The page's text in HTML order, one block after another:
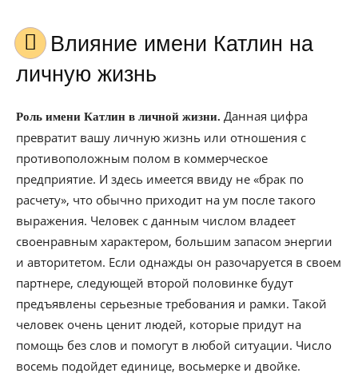
Влияние имени Катлин на
личную жизнь
Роль имени Катлин в личной жизни. Данная цифра
превратит вашу личную жизнь или отношения с
противоположным полом в коммерческое
предприятие. И здесь имеется ввиду не «брак по
расчету», что обычно приходит на ум после такого
выражения. Человек с данным числом владеет
своенравным характером, большим запасом энергии
и авторитетом. Если однажды он разочаруется в своем
партнере, следующей второй половинке будут
предъявлены серьезные требования и рамки. Такой
человек очень ценит людей, которые придут на
помощь без слов и помогут в любой ситуации. Число
восемь подойдет единице, восьмерке и двойке.